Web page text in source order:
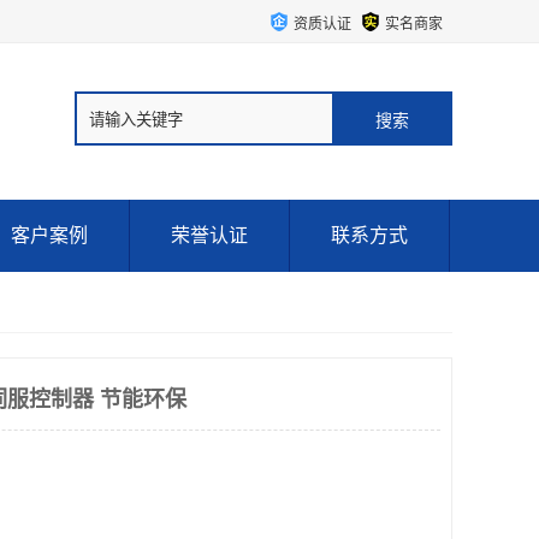
资质认证 实名商家
客户案例 荣誉认证 联系方式
服控制器 节能环保